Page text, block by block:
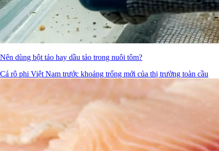
Nên dùng bột tảo hay dầu tảo trong nuôi tôm?
Cá rô phi Việt Nam trước khoảng trống mới của thị trường toàn cầu